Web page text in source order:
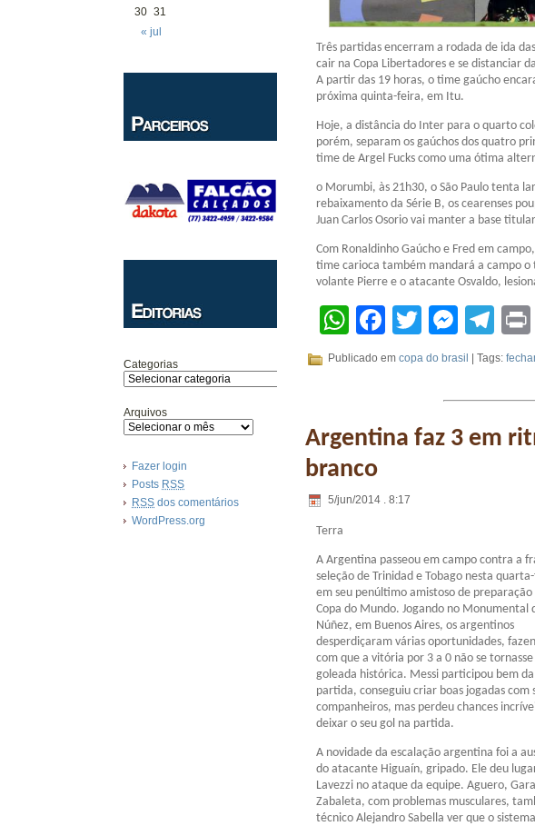
« jul
30 31
Categorias
Arquivos
Fazer login
Posts RSS
RSS dos comentários
WordPress.org
Três partidas encerram a rodada de ida
cair na Copa Libertadores e se distanciar
A partir das 19 horas, o time gaúcho
próxima quinta-feira, em Itu.
Hoje, a distância do Inter para o quarto
porém, separam os gaúchos dos quatro
time de Argel Fucks como uma ótima
o Morumbi, às 21h30, o São Paulo tenta
rebaixamento da Série B, os cearenses
Juan Carlos Osorio vai manter a base
Com Ronaldinho Gaúcho e Fred em
time carioca também mandará a campo o
volante Pierre e o atacante Osvaldo,
WhatsApp
Facebook
Twitter
Publicado em copa do brasil | Tags:
Argentina faz 3 em
branco
5/jun/2014 . 8:17
Terra
A Argentina passeou em campo contra a
seleção de Trinidad e Tobago nesta
em seu penúltimo amistoso de preparação
Copa do Mundo. Jogando no Monumental
Núñez, em Buenos Aires, os argentinos
desperdiçaram várias oportunidades,
com que a vitória por 3 a 0 não se
goleada histórica. Messi participou bem da
partida, conseguiu criar boas jogadas com
companheiros, mas perdeu chances
deixar o seu gol na partida.
A novidade da escalação argentina foi a
do atacante Higuaín, gripado. Ele deu
Lavezzi no ataque da equipe. Aguero,
Zabaleta, com problemas musculares,
técnico Alejandro Sabella ver que o